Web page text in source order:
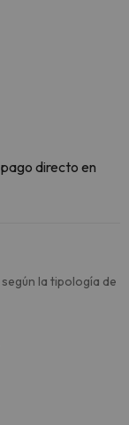
directo en
la tipología de